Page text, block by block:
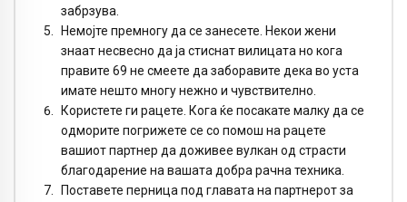
забрзува.
Немојте премногу да се занесете. Некои жени
знаат несвесно да ја стиснат вилицата но кога
правите 69 не смеете да заборавите дека во уста
имате нешто многу нежно и чувствително.
Користете ги рацете. Кога ќе посакате малку да се
одморите погрижете се со помош на рацете
вашиот партнер да доживее вулкан од страсти
благодарение на вашата добра рачна техника.
Поставете перница под главата на партнерот за